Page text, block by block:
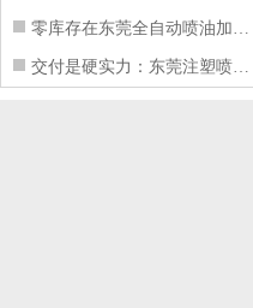
零库存在东莞全自动喷油加工厂不可行的
交付是硬实力：东莞注塑喷油厂如何用齐